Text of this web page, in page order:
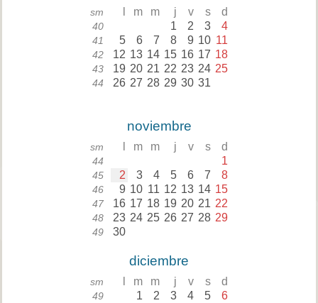
sm m m j v s d
40 1 2 3 4
41 5 6 7 8 9 10 11
42 12 13 14 15 16 17 18
43 19 20 21 22 23 24 25
44 26 27 28 29 30 31
noviembre
sm m m j v s d
44 1
45 2 3 4 5 6 7 8
46 9 10 11 12 13 14 15
47 16 17 18 19 20 21 22
48 23 24 25 26 27 28 29
49 30
diciembre
sm m m j v s d
49 1 2 3 4 5 6